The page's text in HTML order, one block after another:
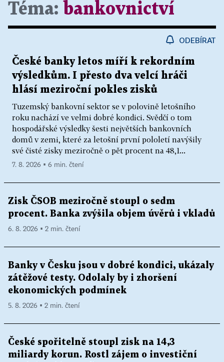
Téma: bankovnictví
ODEBÍRAT
České banky letos míří k rekordním
výsledkům. I přesto dva velcí hráči
hlásí meziroční pokles zisků
Tuzemský bankovní sektor se v polovině letošního
roku nachází ve velmi dobré kondici. Svědčí o tom
hospodářské výsledky šesti největších bankovních
domů v zemi, které za letošní první pololetí navýšily
své čisté zisky meziročně o pět procent na 48,1...
7. 8. 2026 ▪ 6 min. čtení
Zisk ČSOB meziročně stoupl o sedm
procent. Banka zvýšila objem úvěrů i vkladů
6. 8. 2026 ▪ 2 min. čtení
Banky v Česku jsou v dobré kondici, ukázaly
zátěžové testy. Odolaly by i zhoršení
ekonomických podmínek
5. 8. 2026 ▪ 2 min. čtení
České spořitelně stoupl zisk na 14,3
miliardy korun. Rostl zájem o investiční